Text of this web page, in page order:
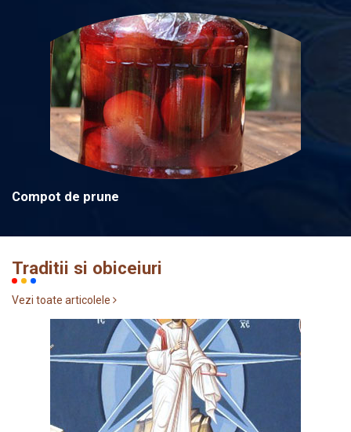
Compot de prune
Traditii si obiceiuri
Vezi toate articolele